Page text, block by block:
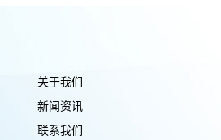
关于我们
新闻资讯
联系我们